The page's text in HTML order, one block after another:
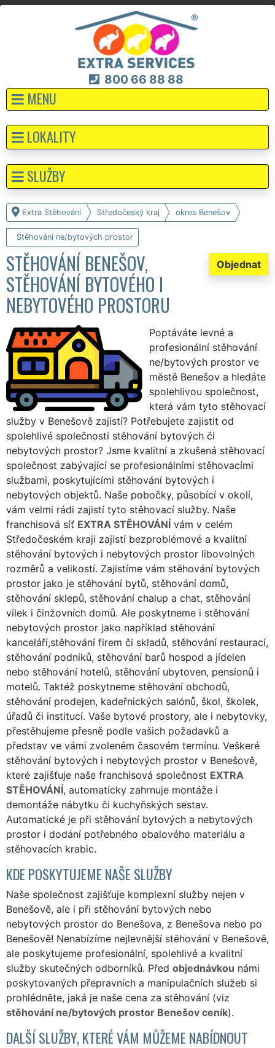
800 66 88 88
MENU
Extra Stěhování Středočeský kraj okres Benešov
Stěhování ne/bytových prostor
Objednat
STĚHOVÁNÍ BENEŠOV,
STĚHOVÁNÍ BYTOVÉHO I
NEBYTOVÉHO PROSTORU
Poptáváte levné a
profesionální stěhování
ne/bytových prostor ve
městě Benešov a hledáte
spolehlivou společnost,
která vám tyto stěhovací
služby v Benešově zajistí? Potřebujete zajistit od
spolehlivé společnosti stěhování bytových či
nebytových prostor? Jsme kvalitní a zkušená stěhovací
společnost zabývající se profesionálními stěhovacími
službami, poskytujícími stěhování bytových i
nebytových objektů. Naše pobočky, působící v okolí,
vám velmi rádi zajistí tyto stěhovací služby. Naše
franchisová síť EXTRA STĚHOVÁNÍ vám v celém
Středočeském kraji zajistí bezproblémové a kvalitní
stěhování bytových i nebytových prostor libovolných
rozměrů a velikostí. Zajistíme vám stěhování bytových
prostor jako je stěhování bytů, stěhování domů,
stěhování sklepů, stěhování chalup a chat, stěhování
vilek i činžovních domů. Ale poskytneme i stěhování
nebytových prostor jako například stěhování
kanceláří,stěhování firem či skladů, stěhování restaurací,
stěhování podniků, stěhování barů hospod a jídelen
nebo stěhování hotelů, stěhování ubytoven, pensionů i
motelů. Taktéž poskytneme stěhování obchodů,
stěhování prodejen, kadeřnických salónů, škol, školek,
úřadů či institucí. Vaše bytové prostory, ale i nebytovky,
přestěhujeme přesně podle vašich požadavků a
představ ve vámi zvoleném časovém termínu. Veškeré
stěhování bytových i nebytových prostor v Benešově,
které zajišťuje naše franchisová společnost EXTRA
STĚHOVÁNÍ, automaticky zahrnuje montáže i
demontáže nábytku či kuchyňských sestav.
Automatické je při stěhování bytových a nebytových
prostor i dodání potřebného obalového materiálu a
stěhovacích krabic.
KDE POSKYTUJEME NAŠE SLUŽBY
Naše společnost zajišťuje komplexní služby nejen v
Benešově, ale i při stěhování bytových nebo
nebytových prostor do Benešova, z Benešova nebo po
Benešově! Nenabízíme nejlevnější stěhování v Benešově,
ale poskytujeme profesionální, spolehlivé a kvalitní
služby skutečných odborníků. Před objednávkou námi
poskytovaných přepravních a manipulačních služeb si
prohlédněte, jaká je naše cena za stěhování (viz
stěhování ne/bytových prostor Benešov ceník).
DALŠÍ SLUŽBY, KTERÉ VÁM MŮŽEME NABÍDNOUT
LOKALITY
SLUŽBY